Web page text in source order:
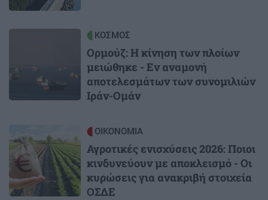
ΚΟΣΜΟΣ
Ορμούζ: Η κίνηση των πλοίων
μειώθηκε - Εν αναμονή
αποτελεσμάτων των συνομιλιών
Ιράν-Ομάν
ΟΙΚΟΝΟΜΙΑ
Αγροτικές ενισχύσεις 2026: Ποιοι
κινδυνεύουν με αποκλεισμό - Οι
κυρώσεις για ανακριβή στοιχεία
ΟΣΔΕ